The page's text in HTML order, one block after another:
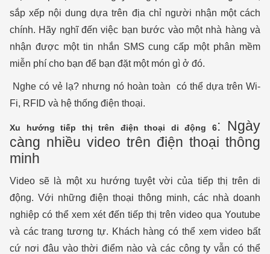
sắp xếp nội dung dựa trên địa chỉ người nhận một cách
chính. Hãy nghĩ đến việc bạn bước vào một nhà hàng và
nhận được một tin nhắn SMS cung cấp một phân mềm
miễn phí cho bạn để bạn đặt một món gì ở đó.
Nghe có vẻ lạ? nhưng nó hoàn toàn có thể dựa trên Wi-
Fi, RFID và hệ thống điện thoại.
Xu hướng tiếp thị trên điện thoại di động 6: Ngày
càng nhiều video trên điện thoại thông
minh
Video sẽ là một xu hướng tuyệt vời của tiếp thị trên di
động. Với những điện thoại thông minh, các nhà doanh
nghiệp có thể xem xét đến tiếp thị trên video qua Youtube
và các trang tương tự. Khách hàng có thể xem video bất
cứ nơi đâu vào thời điểm nào và các công ty vẫn có thể